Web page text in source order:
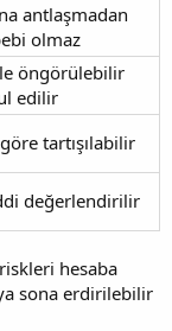
antlaşmadan
olmaz
öngörülebilir
edilir
tartışılabilir
değerlendirilir
hesaba
sona erdirilebilir